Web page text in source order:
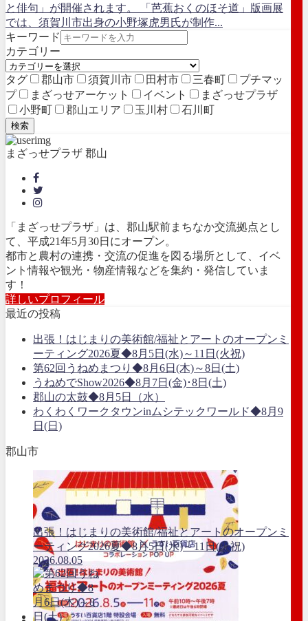
と俳句」が開催されます。 「芭蕉おくのほそ道」版画展
では、須賀川市出身の小野塚虎男氏が制作...
キーワード
カテゴリー
タグ 郡山市 須賀川市 田村市 三春町
プチマッ
プ
まざっせアーケット イベント
まざっせプラザ
小野町
郡山エリア 玉川村 石川町
検索
まざっせプラザ 郡山
「まざっせプラザ」は、郡山駅前まちなか交流拠点とし
て、平成21年5月30日にオープン。
都市と農村の連携・交流の促進を図る場所として、イベ
ント情報や観光・物産情報などを集約・発信していま
す！
詳しいプロフィール
最近の投稿
出張！はじまりの美術館/福祉とアートのオープンミ
ーティング2026夏◆8月5日(水)～11日(火祝)
第62回うねめまつり◆8月6日(木)～8日(土)
うねめでShow2026◆8月7日(金)･8日(土)
郡山の太鼓◆8月5日（水）
わくわくワークタウンinムシテックワールド◆8月9
日(日)
郡山市
出張！はじまりの美術館/福祉とアートのオープンミ
ーティング2026夏◆8月5日(水)～11日(火祝)
2026.08.05